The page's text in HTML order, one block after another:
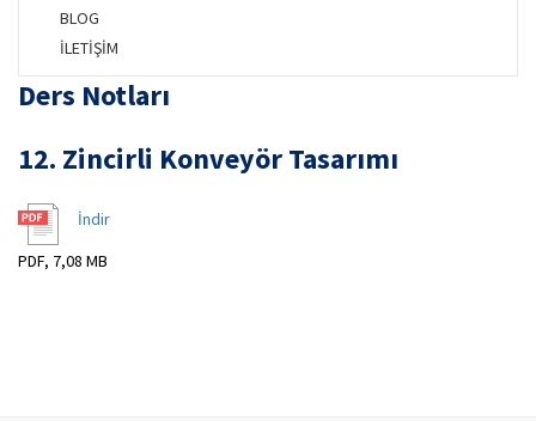
BLOG
İLETİŞİM
Ders Notları
12. Zincirli Konveyör Tasarımı
İndir
PDF, 7,08 MB